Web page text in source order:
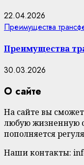
22.04.2026
Преимущества
Преимущества
30.03.2026
О сайте
На сайте вы
любую жизненную
пополняется
Наши контакты: